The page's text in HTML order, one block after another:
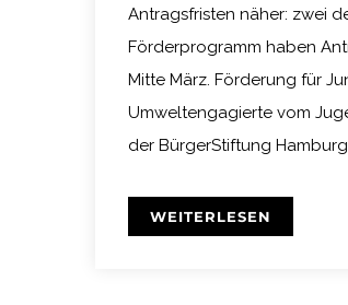
Antragsfristen näher: zwei
Förderprogramm haben
Mitte März. Förderung für
Umweltengagierte vom
der BürgerStiftung Hamburg
WEITERLESEN